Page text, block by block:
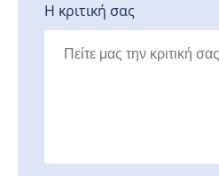
Η κριτική σας